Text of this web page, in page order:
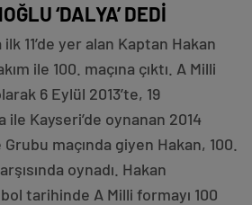
‘DALYA’ DEDİ
11’de yer alan Kaptan Hakan
ile 100. maçına çıktı. A Milli
6 Eylül 2013’te, 19
ile Kayseri’de oynanan 2014
maçında giyen Hakan, 100.
oynadı. Hakan
tarihinde A Milli formayı 100